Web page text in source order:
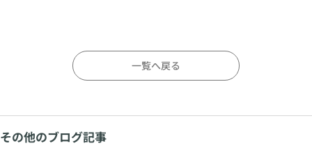
一覧へ戻る
その他のブログ記事